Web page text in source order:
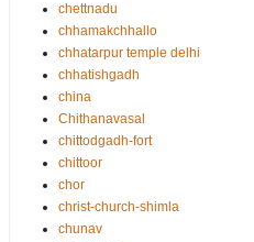
chettnadu
chhamakchhallo
chhatarpur temple delhi
chhatishgadh
china
Chithanavasal
chittodgadh-fort
chittoor
chor
christ-church-shimla
chunav